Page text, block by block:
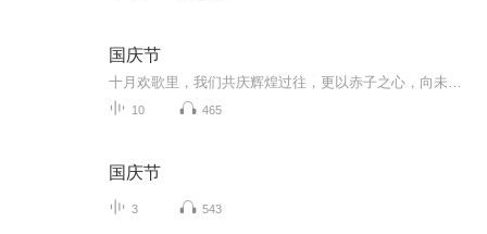
国庆节
10 465
国庆节
3 543